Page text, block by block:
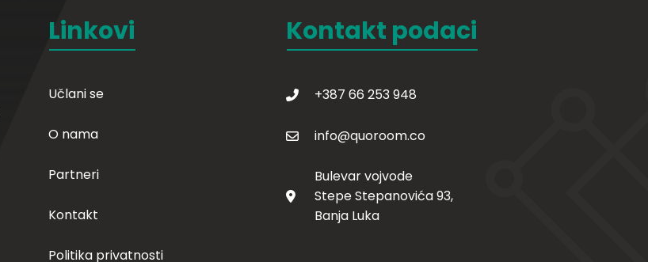
Linkovi
Učlani se
O nama
Partneri
Kontakt
Politika privatnosti
Kontakt podaci
+387 66 253 948
info@quoroom.co
Bulevar vojvode
Stepe Stepanovića 93,
Banja Luka